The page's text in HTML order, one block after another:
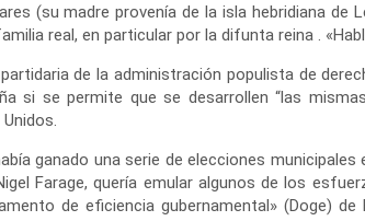
(su madre provenía de la isla hebridiana de
real, en particular por la difunta reina .
de la administración populista de
si se permite que se desarrollen “las
ganado una serie de elecciones
Farage, quería emular algunos de los
de eficiencia gubernamental» (Doge)